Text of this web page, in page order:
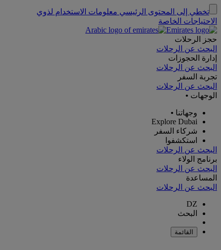
تخطي إلى المحتوى الرئيسي معلومات الاستخدام لذوي
الاحتياجات الخاصة
حجز الرحلات
البحث عن الرحلات
إدارة الحجوزات
البحث عن الرحلات
تجربة السفر
البحث عن الرحلات
الوجهات •
وجهاتنا •
Explore Dubai
شركاء السفر
استكشفوا
البحث عن الرحلات
برنامج الولاء
البحث عن الرحلات
المساعدة
البحث عن الرحلات
DZ
البحث
القائمة